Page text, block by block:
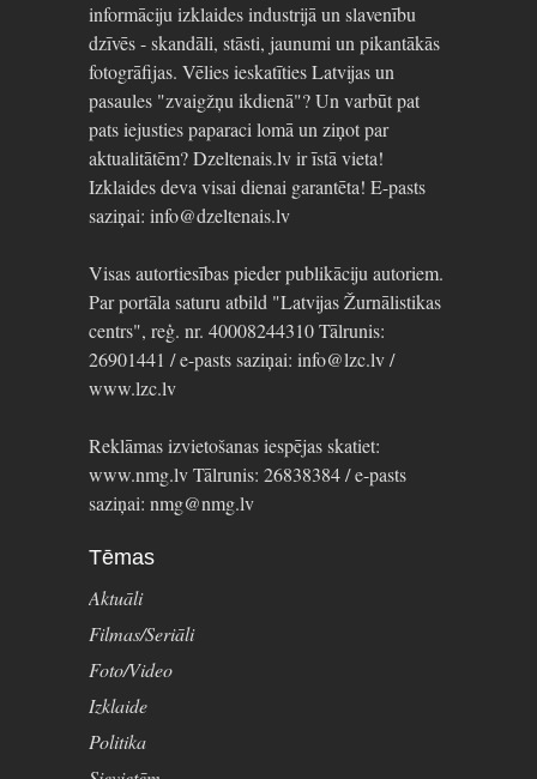
informāciju izklaides industrijā un slavenību
dzīvēs - skandāli, stāsti, jaunumi un pikantākās
fotogrāfijas. Vēlies ieskatīties Latvijas un
pasaules "zvaigžņu ikdienā"? Un varbūt pat
pats iejusties paparaci lomā un ziņot par
aktualitātēm? Dzeltenais.lv ir īstā vieta!
Izklaides deva visai dienai garantēta! E-pasts
saziņai: info@dzeltenais.lv
Visas autortiesības pieder publikāciju autoriem.
Par portāla saturu atbild "Latvijas Žurnālistikas
centrs", reģ. nr. 40008244310 Tālrunis:
26901441 / e-pasts saziņai: info@lzc.lv /
www.lzc.lv
Reklāmas izvietošanas iespējas skatiet:
www.nmg.lv Tālrunis: 26838384 / e-pasts
saziņai: nmg@nmg.lv
Tēmas
Aktuāli
Filmas/Seriāli
Foto/Video
Izklaide
Politika